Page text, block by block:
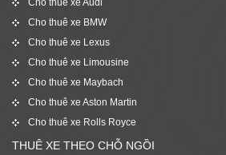
Cho thuê xe BMW
Cho thuê xe Lexus
Cho thuê xe Limousine
Cho thuê xe Maybach
Cho thuê xe Aston Martin
Cho thuê xe Rolls Royce
THUÊ XE THEO CHỖ NGỒI